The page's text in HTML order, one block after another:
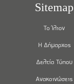
Sitemap
Το Ίλιον
Η Δήμαρχος
Δελτία Τύπου
Ανακοινώσεις